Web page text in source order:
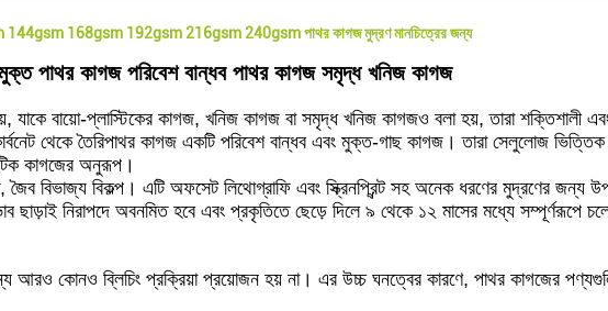
144gsm 168gsm 192gsm 216gsm 240gsm পাথর কাগজ মুদ্রণ মানচিত্রের জন্য
পাথর কাগজ পরিবেশ বান্ধব পাথর কাগজ সমৃদ্ধ খনিজ কাগজ
যাকে বায়ো-প্লাস্টিকের কাগজ, খনিজ কাগজ বা সমৃদ্ধ খনিজ কাগজও বলা হয়, তারা শক্তিশালী
থেকে তৈরিপাথর কাগজ একটি পরিবেশ বান্ধব এবং মুক্ত-গাছ কাগজ। তারা সেলুলোজ
কাগজের অনুরূপ।
বিভাজ্য বিকল্প। এটি অফসেট লিথোগ্রাফি এবং স্ক্রিনপ্রিন্ট সহ অনেক ধরণের মুদ্রণের জন্য
ছাড়াই নিরাপদে অবনমিত হবে এবং প্রকৃতিতে ছেড়ে দিলে ৯ থেকে ১২ মাসের মধ্যে সম্পূর্ণরূপে
আরও কোনও ব্লিচিং প্রক্রিয়া প্রয়োজন হয় না। এর উচ্চ ঘনত্বের কারণে, পাথর কাগজের